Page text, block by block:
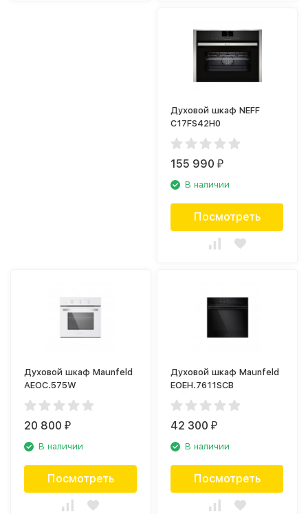
Духовой шкаф NEFF
C17FS42H0
155 990₽
В наличии
Посмотреть
Духовой шкаф Maunfeld
AEOC.575W
20 800₽
В наличии
Посмотреть
Духовой шкаф Maunfeld
EOEH.7611SCB
42 300₽
В наличии
Посмотреть